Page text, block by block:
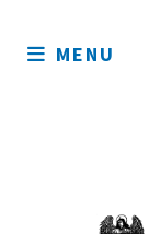
sitio
MENU